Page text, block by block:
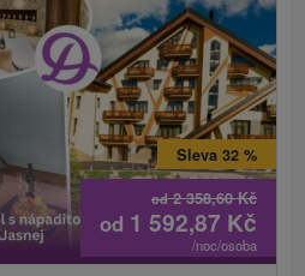
od2 358,60Kč
Sleva 32 %
od 1 592,87 Kč
/noc/osoba